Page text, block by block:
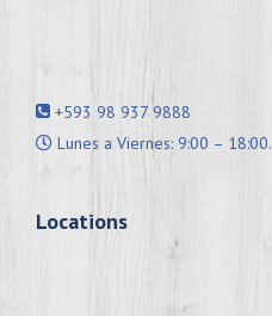
+593 98 937 9888
Lunes a Viernes: 9:00 – 18:00.
Locations